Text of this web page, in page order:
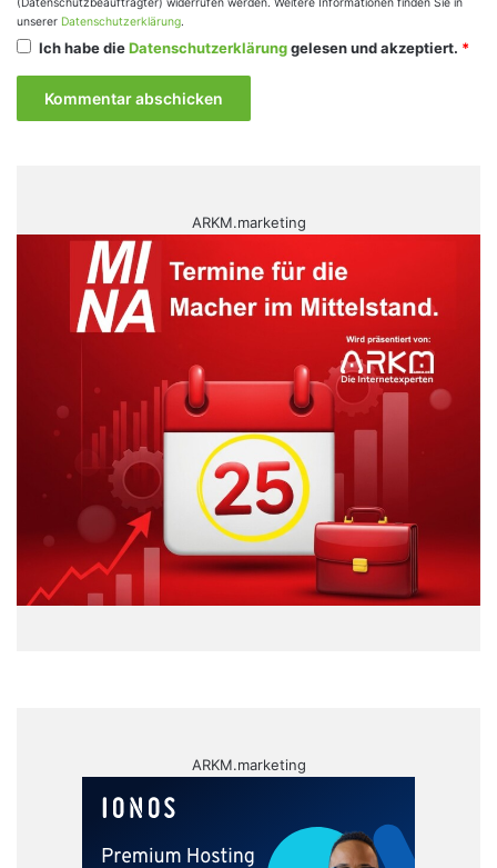
unserer Datenschutzerklärung.
Ich habe dieDatenschutzerklärunggelesen und akzeptiert. *
ARKM.marketing
ARKM.marketing